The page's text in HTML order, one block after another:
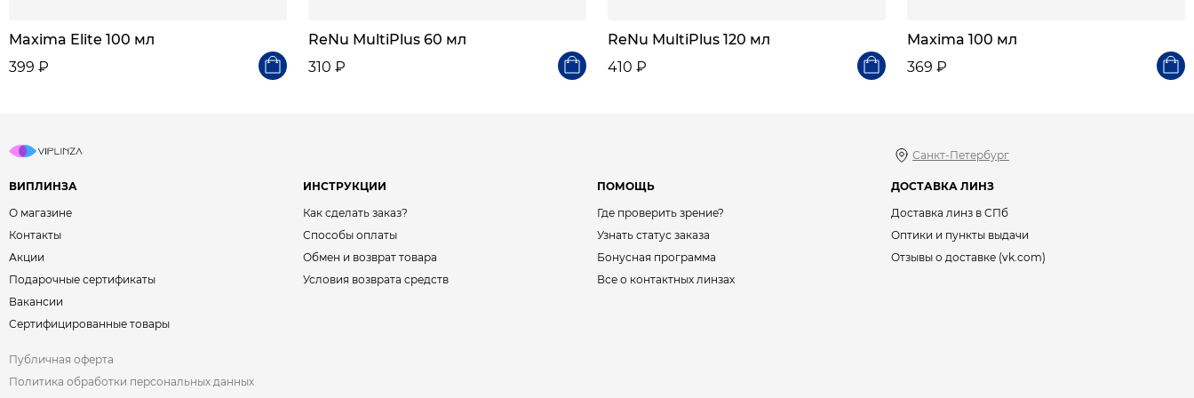
Maxima Elite 100 мл
399 ₽
ReNu MultiPlus 60 мл
310 ₽
ReNu MultiPlus 120 мл
410 ₽
Maxima 100 мл
369 ₽
Санкт-Петербург
ВИПЛИНЗА
О магазине
Контакты
Акции
Подарочные сертификаты
Вакансии
Сертифицированные товары
ИНСТРУКЦИИ
Как сделать заказ?
Способы оплаты
Обмен и возврат товара
Условия возврата средств
ПОМОЩЬ
Где проверить зрение?
Узнать статус заказа
Бонусная программа
Все о контактных линзах
ДОСТАВКА ЛИНЗ
Доставка линз в СПб
Оптики и пункты выдачи
Отзывы о доставке (vk.com)
Публичная оферта
Политика обработки персональных данных